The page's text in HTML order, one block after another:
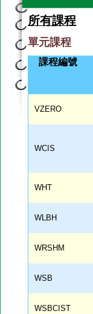
所有課程
單元課程
課程編號
VZERO
WCIS
WHT
WLBH
WRSHM
WSB
WSBCIST